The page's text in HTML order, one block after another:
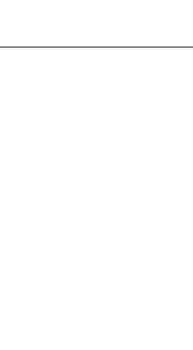
Văn phòng trọn gói TP. Hồ